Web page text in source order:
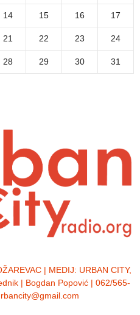
14 15 16 17
21 22 23 24
28 29 30
31
| MEDIJ: URBAN CITY,
| Bogdan Popović | 062/565-